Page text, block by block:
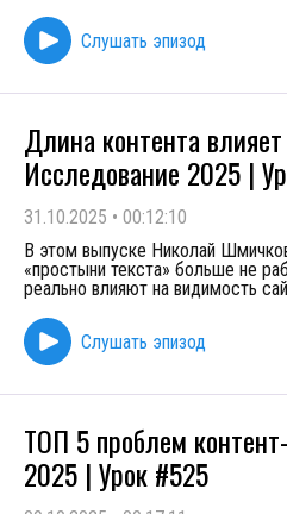
Слушать эпизод
Длина контента
Исследование 2025 |
31.10.2025 • 00:12:10
В этом выпуске Николай
«простыни текста» больше не
реально влияют на видимость
Слушать эпизод
ТОП 5 проблем
2025 | Урок #525